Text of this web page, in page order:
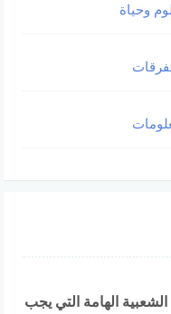
وحياة
الهامة التي يجب